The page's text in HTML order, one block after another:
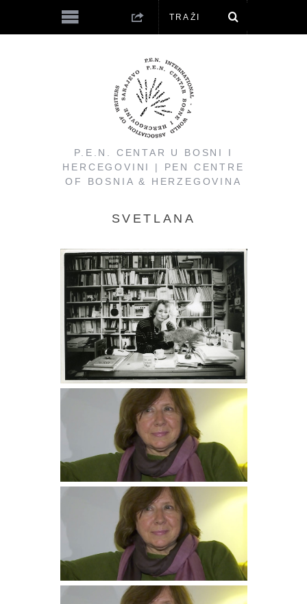
P.E.N. CENTAR U BOSNI I
HERCEGOVINI | PEN CENTRE
OF BOSNIA & HERZEGOVINA
SVETLANA